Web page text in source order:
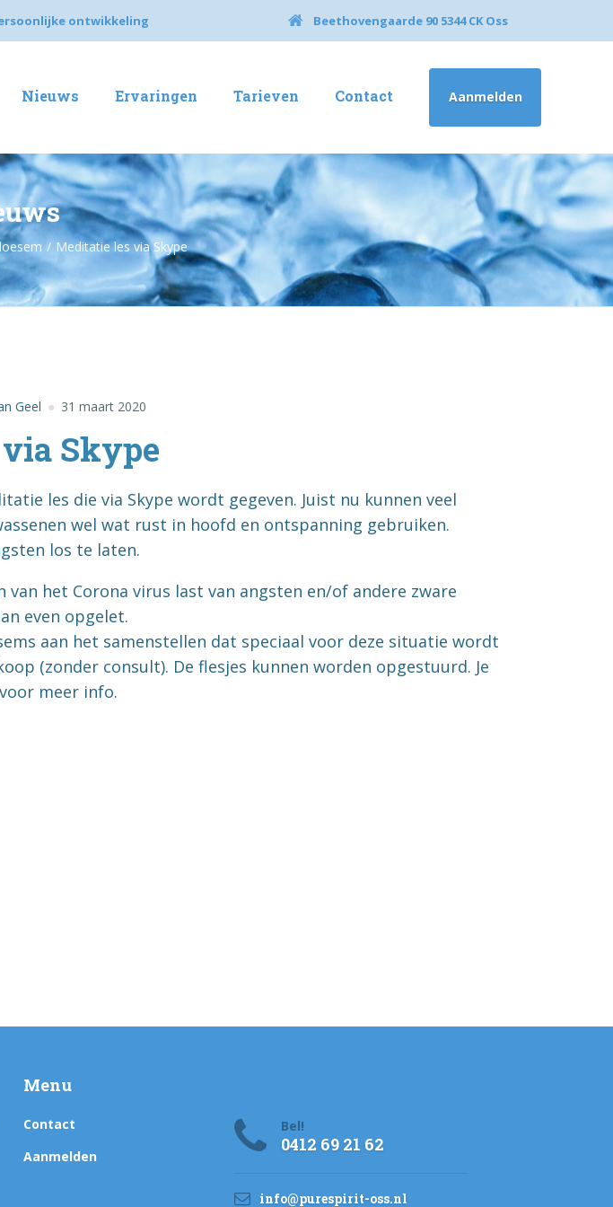
ontwikkeling Beethovengaarde 90 5344 CK Oss
Nieuws Ervaringen Tarieven Contact Aanmelden
Meditatie les via Skype
Geel 31 maart 2020
Skype
les die via Skype wordt gegeven. Juist nu kunnen veel
wel wat rust in hoofd en ontspanning gebruiken.
los te laten.
van het Corona virus last van angsten en/of andere zware
even opgelet.
aan het samenstellen dat speciaal voor deze situatie wordt
(zonder consult). De flesjes kunnen worden opgestuurd. Je
meer info.
Menu
Contact
Aanmelden
Bel!
0412 69 21 62
info@purespirit-oss.nl